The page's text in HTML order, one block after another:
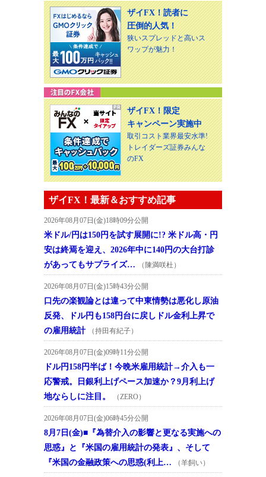
ザイFX！読者に
圧倒的人気！
狭いスプレッドと高いス
ワップが魅力！
ザイFX！限定
キャンペーン実施中
取引コスト業界最安水準!
トレイダーズ証券みんな
のFX
ザイFX！最新＆おすすめ記事
2026年08月07日(金)18時09分公開
米ドル/円は150円を試す展開に!? 米ドル高・円
安は終焉を迎え、2026年中に140円の大台打診
があってもサプライズ…
（陳満咲杜）
2026年08月07日(金)15時43分公開
口先の楽観論とは違って中東情勢は悪化し原油
反発、ドル円も158円台に戻しドル金利上昇で
の雇用統計
（持田有紀子）
2026年08月07日(金)09時11分公開
ドル円158円半ば！今晩米雇用統計→介入も一
応警戒。日銀利上げペース加速か？9月利上げ
地ならしに注目。
（ZERO）
2026年08月07日(金)06時45分公開
8月7日(金)■『為替介入の影響と更なる実施への
思惑』と『米国の雇用統計の発表』、そして
『米国の金融政策への思惑(利上…
（羊飼い）